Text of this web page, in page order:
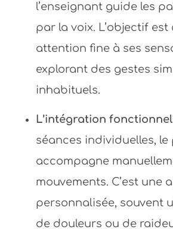
l’enseignant guide les
par la voix. L’objectif
attention fine à ses
explorant des gestes
inhabituels.
L’intégration
séances individuelles, le
accompagne
mouvements. C’est une
personnalisée, souvent
de douleurs ou de